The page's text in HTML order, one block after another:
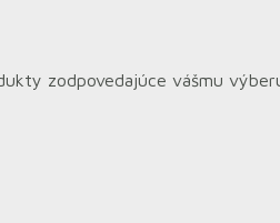
zodpovedajúce vášmu